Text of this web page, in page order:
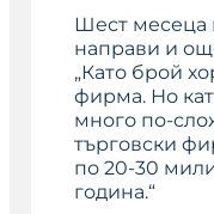
Шест месеца
направи и
„Като брой
фирма. Но
много по-
търговски
по 20-30
година.“